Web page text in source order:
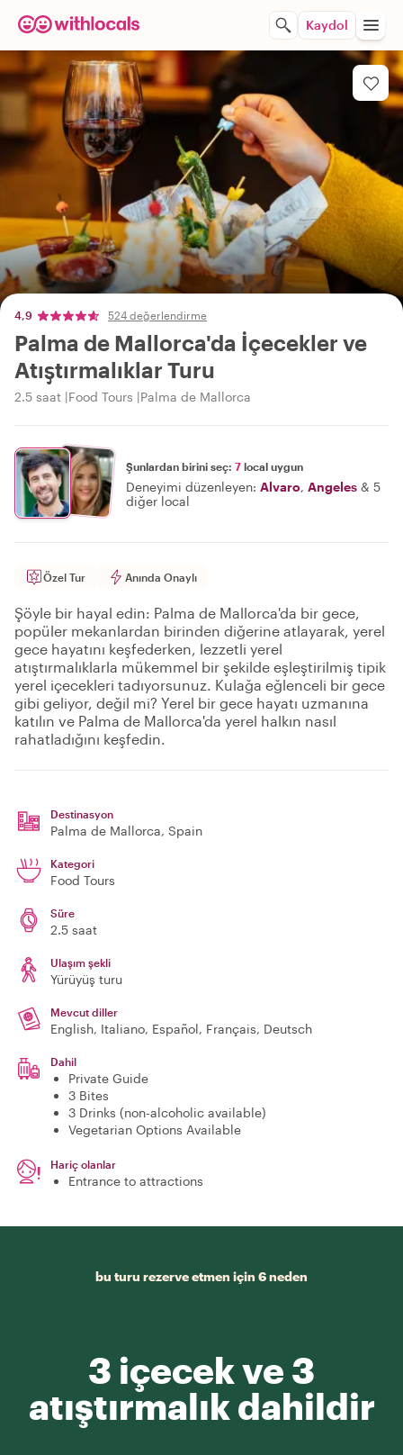
Kaydol
4,9 524 değerlendirme
Palma de Mallorca'da İçecekler ve
Atıştırmalıklar Turu
2.5 saat Food Tours Palma de Mallorca
Şunlardan birini seç: 7 local uygun
Deneyimi düzenleyen: Alvaro, Angeles & 5
diğer local
Özel Tur Anında Onaylı
Şöyle bir hayal edin: Palma de Mallorca'da bir gece,
popüler mekanlardan birinden diğerine atlayarak, yerel
gece hayatını keşfederken, lezzetli yerel
atıştırmalıklarla mükemmel bir şekilde eşleştirilmiş tipik
yerel içecekleri tadıyorsunuz. Kulağa eğlenceli bir gece
gibi geliyor, değil mi? Yerel bir gece hayatı uzmanına
katılın ve Palma de Mallorca'da yerel halkın nasıl
rahatladığını keşfedin.
Destinasyon
Palma de Mallorca, Spain
Kategori
Food Tours
Süre
2.5 saat
Ulaşım şekli
Yürüyüş turu
Mevcut diller
English, Italiano, Español, Français, Deutsch
Dahil
Private Guide
3 Bites
3 Drinks (non-alcoholic available)
Vegetarian Options Available
Hariç olanlar
Entrance to attractions
bu turu rezerve etmen için 6 neden
3 içecek ve 3
atıştırmalık dahildir